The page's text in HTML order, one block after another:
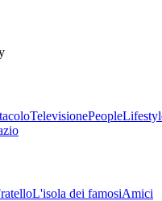
TelevisionePeople
L'isola dei famosiAmici